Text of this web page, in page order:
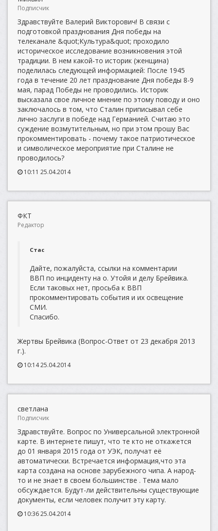
Подписчик
Здравствуйте Валерий Викторович! В связи с
подготовкой празднования Дня победы на
телеканале &quot;Культура&quot; проходило
историческое исследование возникновения этой
традиции. В нем какой-то историк (женщина)
поделилась следующей информацией: После 1945
года в течение 20 лет празднование Дня победы 8-9
мая, парад Победы не проводились. Историк
высказала свое личное мнение по этому поводу и оно
заключалось в том, что Сталин приписывал себе
лично заслуги в победе над Германией. Считаю это
суждение возмутительным, но при этом прошу Вас
прокомментировать - почему такое патриотическое
и символическое мероприятие при Сталине не
проводилось?
10:11 25.04.2014
ФКТ
Редактор
Стас
Дайте, пожалуйста, ссылки на комментарии
ВВП по инциденту на о. Утойя и делу Брейвика.
Если таковых нет, просьба к ВВП
прокомментировать события и их освещение
СМИ.
Спасибо.
Жертвы Брейвика (Вопрос-Ответ от 23 декабря 2013
г.).
10:14 25.04.2014
светлана
Подписчик
Здравствуйте. Вопрос по Универсальной электронной
карте. В интернете пишут, что те кто не откажется
до 01 января 2015 года от УЭК, получат её
автоматически. Встречается информация,что эта
карта создана на основе зарубежного чипа. А народ-
то и не знает в своем большинстве . Тема мало
обсуждается. Будут-ли действительны существующие
документы, если человек получит эту карту.
10:36 25.04.2014